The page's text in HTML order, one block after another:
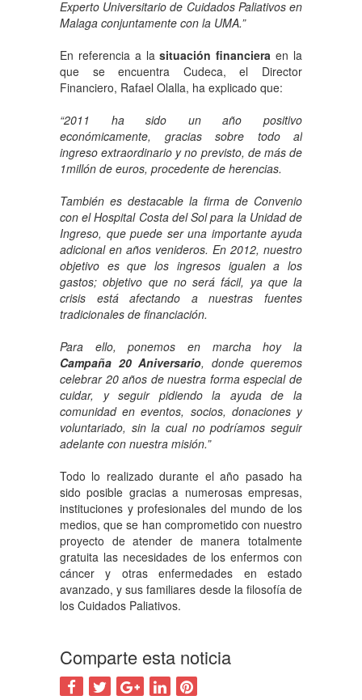
Experto Universitario de Cuidados Paliativos en
Malaga conjuntamente con la UMA.”
En referencia a lasituación financiera en la
que se encuentra Cudeca, el Director
Financiero, Rafael Olalla, ha explicado que:
“2011 ha sido un año positivo
económicamente, gracias sobre todo al
ingreso extraordinario y no previsto, de más de
1millón de euros, procedente de herencias.
También es destacable la firma de Convenio
con el Hospital Costa del Sol para la Unidad de
Ingreso, que puede ser una importante ayuda
adicional en años venideros. En 2012, nuestro
objetivo es que los ingresos igualen a los
gastos; objetivo que no será fácil, ya que la
crisis está afectando a nuestras fuentes
tradicionales de financiación.
Para ello, ponemos en marcha hoy la
Campaña 20 Aniversario, donde queremos
celebrar 20 años de nuestra forma especial de
cuidar, y seguir pidiendo la ayuda de la
comunidad en eventos, socios, donaciones y
voluntariado, sin la cual no podríamos seguir
adelante con nuestra misión.”
Todo lo realizado durante el año pasado ha
sido posible gracias a numerosas empresas,
instituciones y profesionales del mundo de los
medios, que se han comprometido con nuestro
proyecto de atender de manera totalmente
gratuita las necesidades de los enfermos con
cáncer y otras enfermedades en estado
avanzado, y sus familiares desde la filosofía de
los Cuidados Paliativos.
Comparte esta noticia